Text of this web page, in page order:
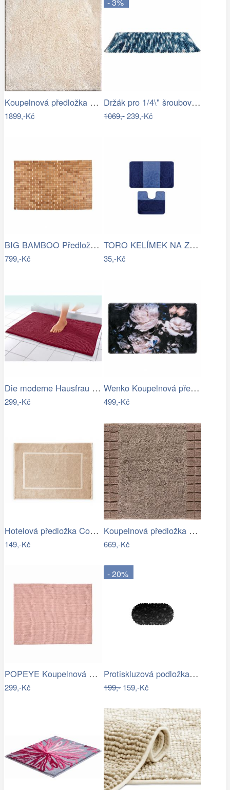
Koupelnová předložka MARLA
1899,-Kč
- 3%
Držák pro 1/4\" šroubováky a nástrčné…
1069,-239,-Kč
BIG BAMBOO Předložka do koupelny…
799,-Kč
TORO KELÍMEK NA ZUBNÍ KARTÁČEK, PLAST
35,-Kč
Die moderne Hausfrau Koupelnová…
299,-Kč
Wenko Koupelnová předložka PEONY s…
499,-Kč
Hotelová předložka Comfort krémová 750g…
149,-Kč
Koupelnová předložka CHESS
669,-Kč
POPEYE Koupelnová předložka 80 x 60 cm …
299,-Kč
- 20%
Protiskluzová podložka do koupelny…
199,-159,-Kč